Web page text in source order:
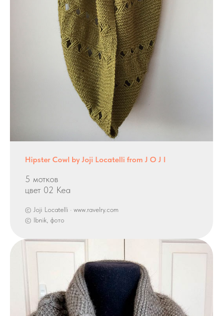
Hipster Cowl by Joji Locatelli from J O J I
5 мотков
цвет 02 Kea
© Joji Locatelli · www.ravelry.com
© Ibnik, фото